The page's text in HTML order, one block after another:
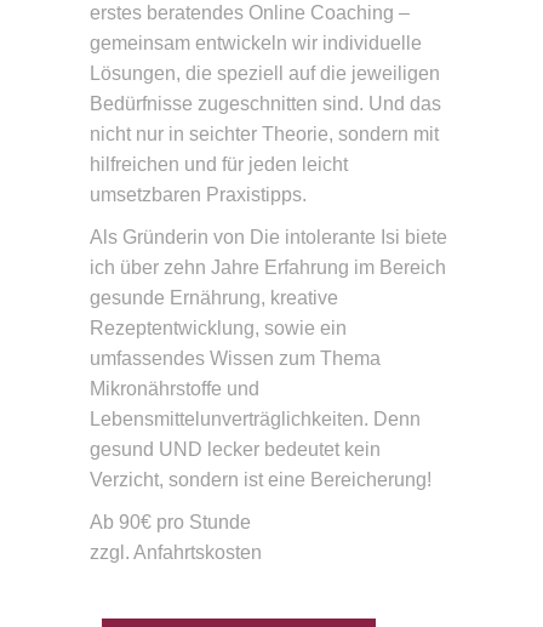
erstes beratendes Online Coaching –
gemeinsam entwickeln wir individuelle
Lösungen, die speziell auf die jeweiligen
Bedürfnisse zugeschnitten sind. Und das
nicht nur in seichter Theorie, sondern mit
hilfreichen und für jeden leicht
umsetzbaren Praxistipps.
Als Gründerin von Die intolerante Isi biete
ich über zehn Jahre Erfahrung im Bereich
gesunde Ernährung, kreative
Rezeptentwicklung, sowie ein
umfassendes Wissen zum Thema
Mikronährstoffe und
Lebensmittelunverträglichkeiten. Denn
gesund UND lecker bedeutet kein
Verzicht, sondern ist eine Bereicherung!
Ab 90€ pro Stunde
zzgl. Anfahrtskosten